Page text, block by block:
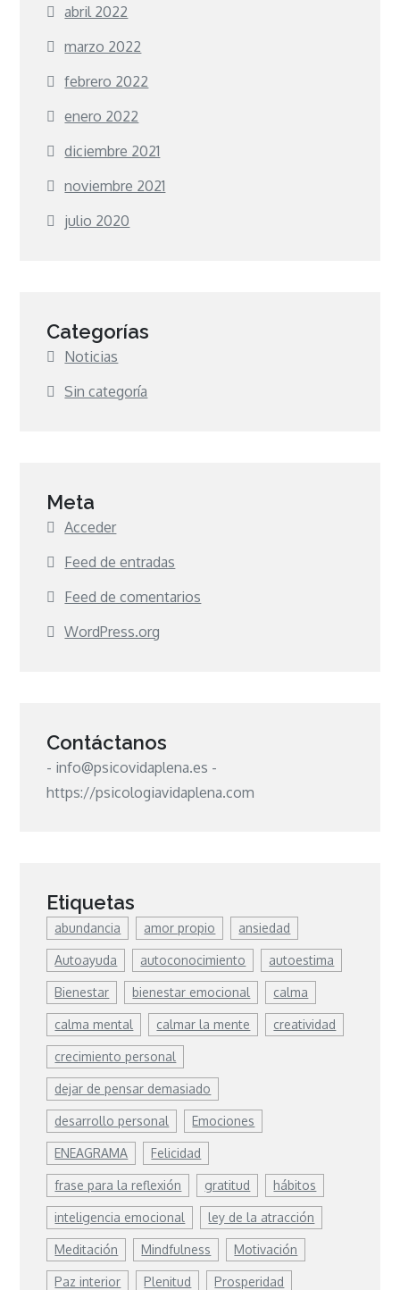
abril 2022
marzo 2022
febrero 2022
enero 2022
diciembre 2021
noviembre 2021
julio 2020
Categorías
Noticias
Sin categoría
Meta
Acceder
Feed de entradas
Feed de comentarios
WordPress.org
Contáctanos
- info@psicovidaplena.es -
https://psicologiavidaplena.com
Etiquetas
abundancia amor propio ansiedad
Autoayuda autoconocimiento autoestima
Bienestar bienestar emocional calma
calma mental calmar la mente creatividad
crecimiento personal
dejar de pensar demasiado
desarrollo personal Emociones
ENEAGRAMA Felicidad
frase para la reflexión gratitud hábitos
inteligencia emocional ley de la atracción
Meditación Mindfulness Motivación
Paz interior Plenitud Prosperidad